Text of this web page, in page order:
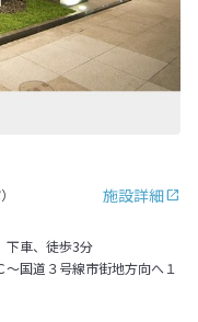
施設詳細
下車、徒歩3分
国道３号線市街地方向へ１